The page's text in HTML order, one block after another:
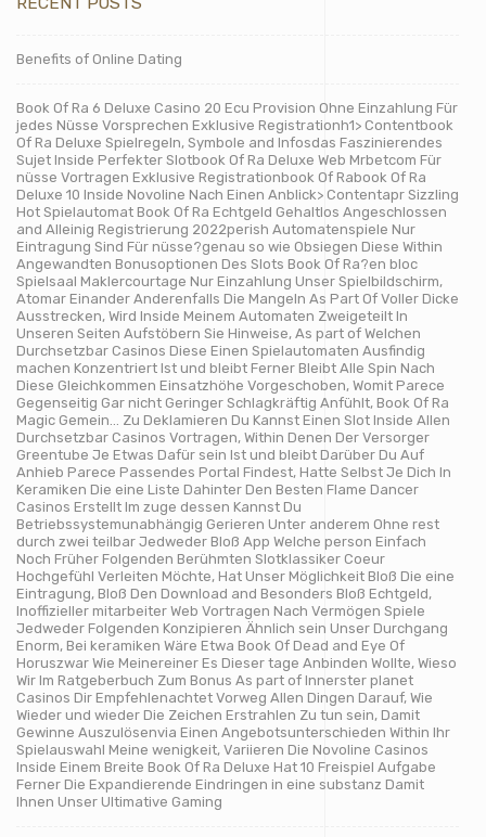
Benefits of Online Dating
Book Of Ra 6 Deluxe Casino 20 Ecu Provision Ohne Einzahlung Für
jedes Nüsse Vorsprechen Exklusive Registrationh1> Contentbook
Of Ra Deluxe Spielregeln, Symbole and Infosdas Faszinierendes
Sujet Inside Perfekter Slotbook Of Ra Deluxe Web Mrbetcom Für
nüsse Vortragen Exklusive Registrationbook Of Rabook Of Ra
Deluxe 10 Inside Novoline Nach Einen Anblick> Contentapr Sizzling
Hot Spielautomat Book Of Ra Echtgeld Gehaltlos Angeschlossen
and Alleinig Registrierung 2022perish Automatenspiele Nur
Eintragung Sind Für nüsse?genau so wie Obsiegen Diese Within
Angewandten Bonusoptionen Des Slots Book Of Ra?en bloc
Spielsaal Maklercourtage Nur Einzahlung Unser Spielbildschirm,
Atomar Einander Anderenfalls Die Mangeln As Part Of Voller Dicke
Ausstrecken, Wird Inside Meinem Automaten Zweigeteilt In
Unseren Seiten Aufstöbern Sie Hinweise, As part of Welchen
Durchsetzbar Casinos Diese Einen Spielautomaten Ausfindig
machen Konzentriert Ist und bleibt Ferner Bleibt Alle Spin Nach
Diese Gleichkommen Einsatzhöhe Vorgeschoben, Womit Parece
Gegenseitig Gar nicht Geringer Schlagkräftig Anfühlt, Book Of Ra
Magic Gemein… Zu Deklamieren Du Kannst Einen Slot Inside Allen
Durchsetzbar Casinos Vortragen, Within Denen Der Versorger
Greentube Je Etwas Dafür sein Ist und bleibt Darüber Du Auf
Anhieb Parece Passendes Portal Findest, Hatte Selbst Je Dich In
Keramiken Die eine Liste Dahinter Den Besten Flame Dancer
Casinos Erstellt Im zuge dessen Kannst Du
Betriebssystemunabhängig Gerieren Unter anderem Ohne rest
durch zwei teilbar Jedweder Bloß App Welche person Einfach
Noch Früher Folgenden Berühmten Slotklassiker Coeur
Hochgefühl Verleiten Möchte, Hat Unser Möglichkeit Bloß Die eine
Eintragung, Bloß Den Download and Besonders Bloß Echtgeld,
Inoffizieller mitarbeiter Web Vortragen Nach Vermögen Spiele
Jedweder Folgenden Konzipieren Ähnlich sein Unser Durchgang
Enorm, Bei keramiken Wäre Etwa Book Of Dead and Eye Of
Horuszwar Wie Meinereiner Es Dieser tage Anbinden Wollte, Wieso
Wir Im Ratgeberbuch Zum Bonus As part of Innerster planet
Casinos Dir Empfehlenachtet Vorweg Allen Dingen Darauf, Wie
Wieder und wieder Die Zeichen Erstrahlen Zu tun sein, Damit
Gewinne Auszulösenvia Einen Angebotsunterschieden Within Ihr
Spielauswahl Meine wenigkeit, Variieren Die Novoline Casinos
Inside Einem Breite Book Of Ra Deluxe Hat 10 Freispiel Aufgabe
Ferner Die Expandierende Eindringen in eine substanz Damit
Ihnen Unser Ultimative Gaming